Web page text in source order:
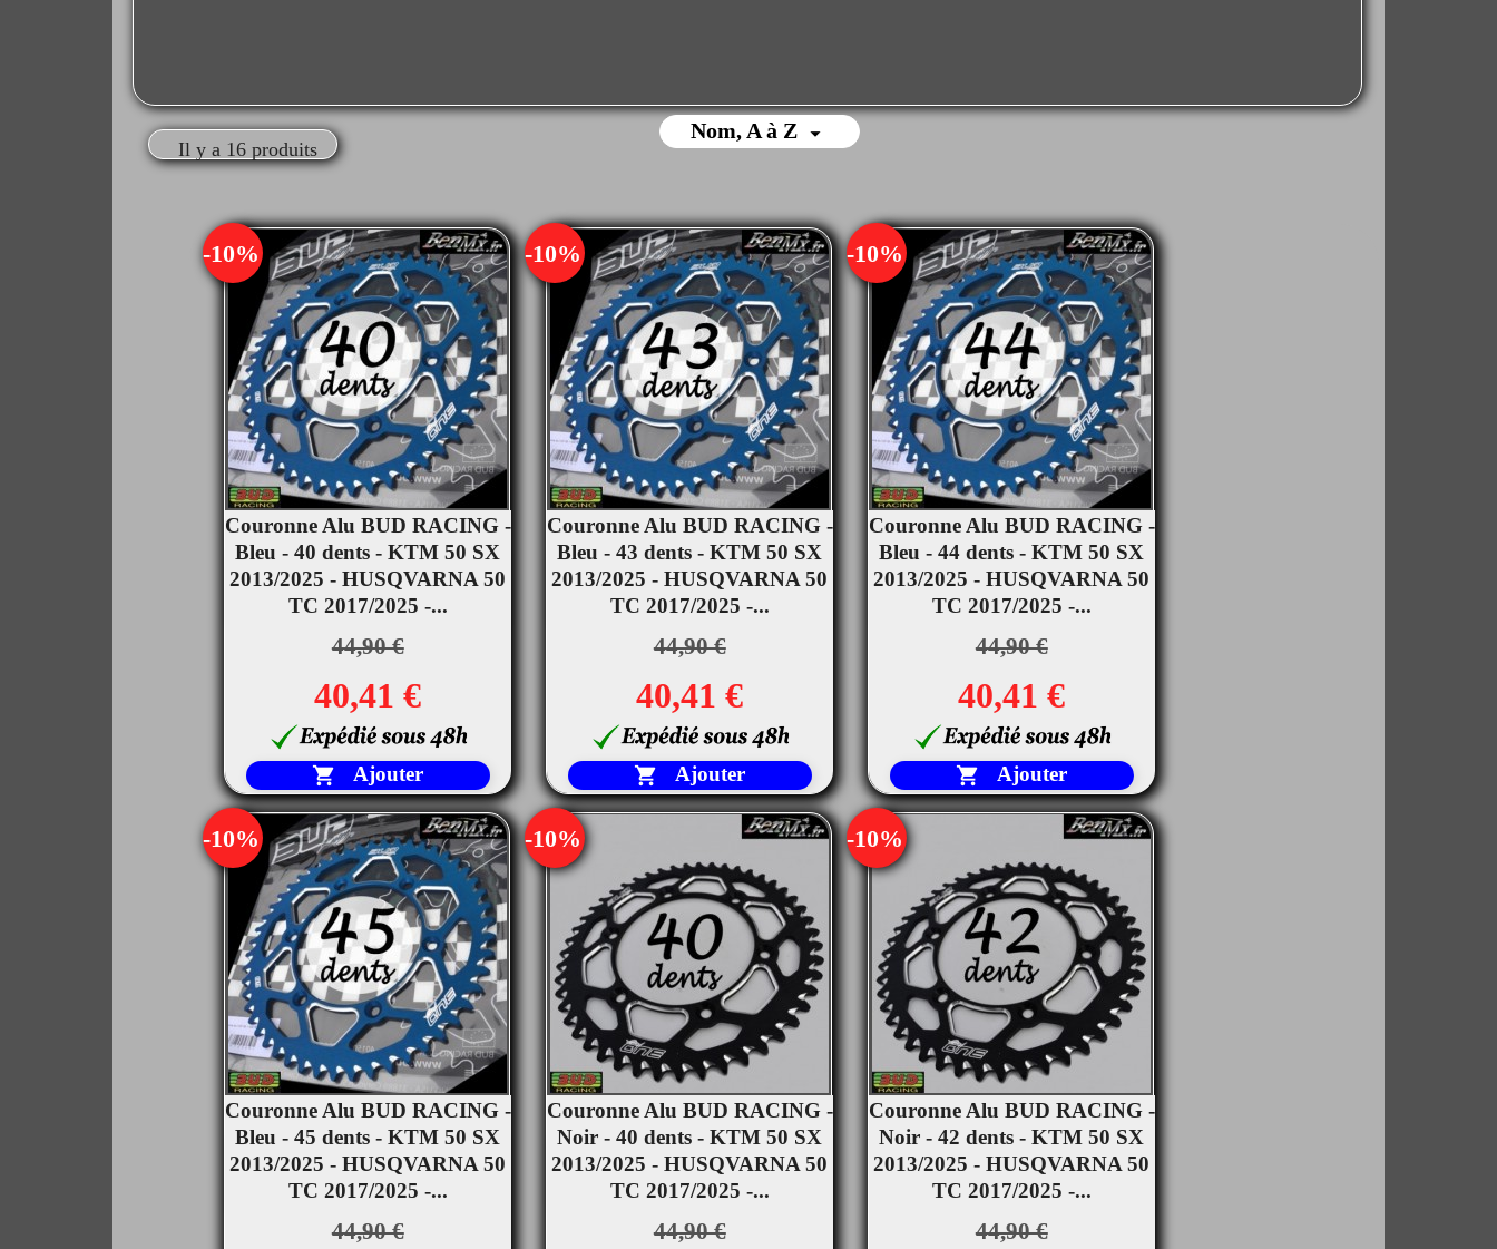
Il y a 16 produits
Nom, A à Z 
Couronne Alu BUD RACING -
Bleu - 40 dents - KTM 50 SX
2013/2025 - HUSQVARNA 50
TC 2017/2025 -...
44,90 €
-10%
40,41 €
 Ajouter
Aperçu rapide
Couronne Alu BUD RACING -
Bleu - 43 dents - KTM 50 SX
2013/2025 - HUSQVARNA 50
TC 2017/2025 -...
44,90 €
-10%
40,41 €
 Ajouter
Aperçu rapide
Couronne Alu BUD RACING -
Bleu - 44 dents - KTM 50 SX
2013/2025 - HUSQVARNA 50
TC 2017/2025 -...
44,90 €
-10%
40,41 €
 Ajouter
Aperçu rapide
Couronne Alu BUD RACING -
Bleu - 45 dents - KTM 50 SX
2013/2025 - HUSQVARNA 50
TC 2017/2025 -...
44,90 €
-10%
Aperçu rapide
Couronne Alu BUD RACING -
Noir - 40 dents - KTM 50 SX
2013/2025 - HUSQVARNA 50
TC 2017/2025 -...
44,90 €
-10%
Aperçu rapide
Couronne Alu BUD RACING -
Noir - 42 dents - KTM 50 SX
2013/2025 - HUSQVARNA 50
TC 2017/2025 -...
44,90 €
-10%
Aperçu rapide